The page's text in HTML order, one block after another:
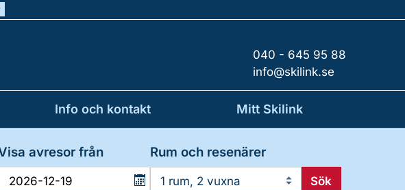
040 - 645 95 88
info@skilink.se
Info och kontakt Mitt Skilink
avresor från Rum och resenärer
1 rum, 2 vuxna Sök